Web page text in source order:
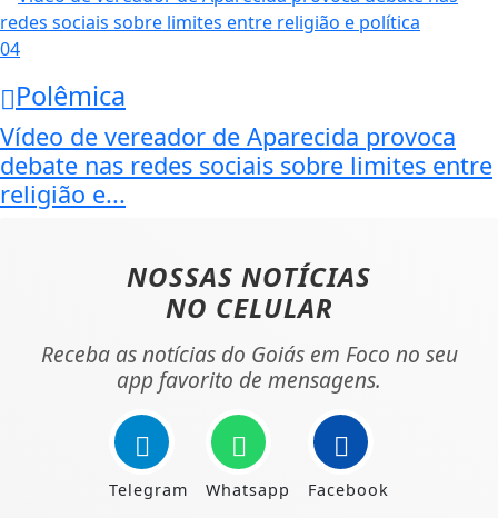
04
Polêmica
Vídeo de vereador de Aparecida provoca
debate nas redes sociais sobre limites entre
religião e...
NOSSAS NOTÍCIAS
NO CELULAR
Receba as notícias do Goiás em Foco no seu
app favorito de mensagens.
Telegram Whatsapp Facebook